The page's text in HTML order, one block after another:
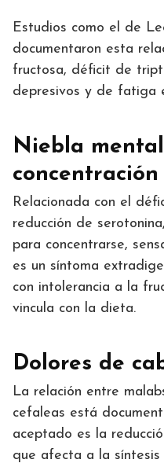
Estudios como el de
documentaron esta
fructosa, déficit de
depresivos y de fatiga
Niebla
concentración
Relacionada con el
reducción de
para concentrarse,
es un síntoma
con intolerancia a la
vincula con la dieta.
Dolores de
La relación entre
cefaleas está
aceptado es la
que afecta a la síntesis